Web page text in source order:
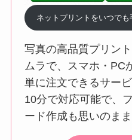
ネットプリントをいつでも
写真の高品質プリン
ムラで、スマホ・PC
単に注文できるサー
10分で対応可能で、
ード作成も思いのまま